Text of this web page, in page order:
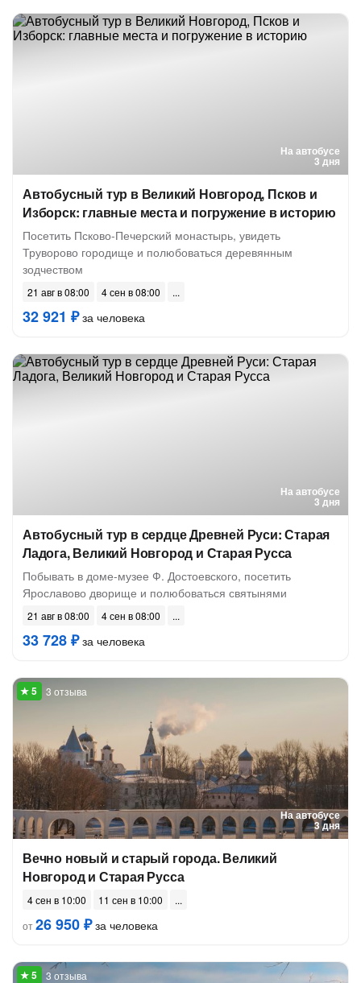
На автобусе
3 дня
Автобусный тур в Великий Новгород, Псков и
Изборск: главные места и погружение в историю
Посетить Псково-Печерский монастырь, увидеть
Труворово городище и полюбоваться деревянным
зодчеством
21 авг в 08:00 4 сен в 08:00
32 921 ₽за человека
На автобусе
3 дня
Автобусный тур в сердце Древней Руси: Старая
Ладога, Великий Новгород и Старая Русса
Побывать в доме-музее Ф. Достоевского, посетить
Ярославово дворище и полюбоваться святынями
21 авг в 08:00 4 сен в 08:00
33 728 ₽за человека
На автобусе
3 дня
3 отзыва
Вечно новый и старый города. Великий
Новгород и Старая Русса
4 сен в 10:00
11 сен в 10:00
от26 950 ₽за человека
3 отзыва